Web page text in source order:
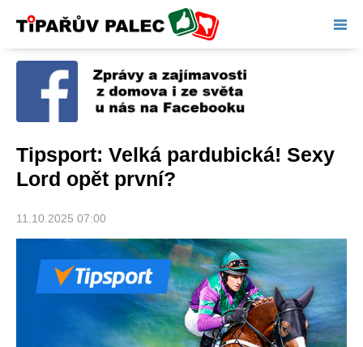
Tipařův palec
Tipsport: Velká pardubická! Sexy
Lord opět první?
11.10.2025 07:00